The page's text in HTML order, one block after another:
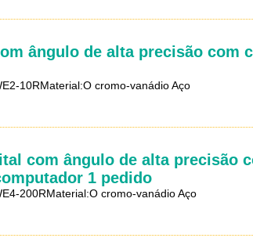
ângulo de alta precisão com
10RMaterial:O cromo-vanádio Aço
com ângulo de alta precisão
1 pedido
200RMaterial:O cromo-vanádio Aço